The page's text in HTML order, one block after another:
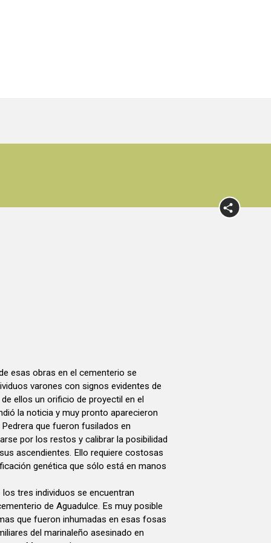
esas obras en el cementerio se
varones con signos evidentes de
ellos un orificio de proyectil en el
la noticia y muy pronto aparecieron
que fueron fusilados en
por los restos y calibrar la posibilidad
ascendientes. Ello requiere costosas
genética que sólo está en manos
tres individuos se encuentran
de Aguadulce. Es muy posible
que fueron inhumadas en esas fosas
del marinaleño asesinado en